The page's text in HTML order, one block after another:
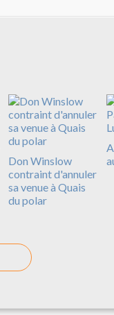
Don Winslow
contraint d'annuler
sa venue à Quais
du polar